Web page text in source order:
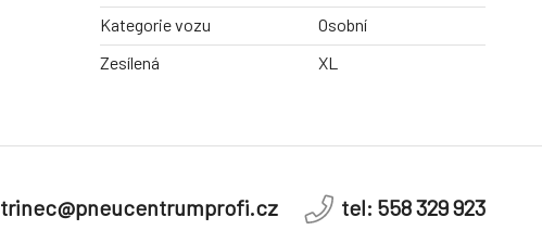
Kategorie vozu
Osobní
Zesílená
XL
trinec@pneucentrumprofi.cz tel: 558 329 923